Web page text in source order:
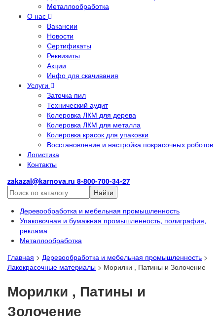
Металлообработка
О нас
Вакансии
Новости
Сертификаты
Реквизиты
Акции
Инфо для скачивания
Услуги
Заточка пил
Технический аудит
Колеровка ЛКМ для дерева
Колеровка ЛКМ для металла
Колеровка красок для упаковки
Восстановление и настройка покрасочных роботов
Логистика
Контакты
zakazal@karnova.ru 8-800-700-34-27
Найти
Деревообработка и мебельная промышленность
Упаковочная и бумажная промышленность, полиграфия,
реклама
Металлообработка
Главная > Деревообработка и мебельная промышленность >
Лакокрасочные материалы > Морилки , Патины и Золочение
Морилки , Патины и
Золочение